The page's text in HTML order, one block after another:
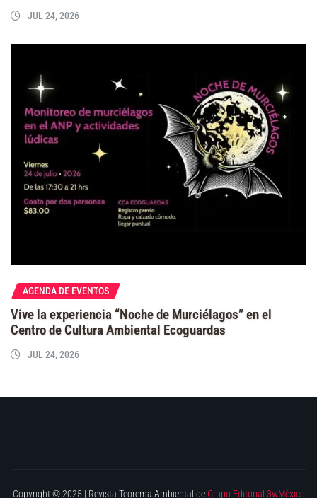
JUL 24, 2026
AGENDA DE EVENTOS
Vive la experiencia “Noche de Murciélagos” en el
Centro de Cultura Ambiental Ecoguardas
JUL 24, 2026
Copyright © 2025 | Revista Teorema Ambiental de Grupo Editorial 3wMéxico